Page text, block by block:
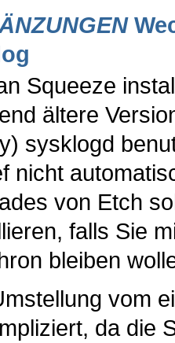
Squeeze
ältere
) sysklogd
nicht
von Etch
falls Sie
bleiben
vom
da die